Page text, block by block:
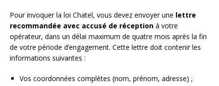
Pour invoquer la loi Chatel, vous devez envoyer une lettre
recommandée avec accusé de réception à votre
opérateur, dans un délai maximum de quatre mois après la fin
de votre période d’engagement. Cette lettre doit contenir les
informations suivantes :
Vos coordonnées complètes (nom, prénom, adresse) ;